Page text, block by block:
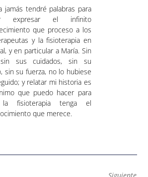
jamás tendré palabras para
expresar el infinito
que proceso a los
y la fisioterapia en
y en particular a María. Sin
sus cuidados, sin su
sin su fuerza, no lo hubiese
y relatar mi historia es
que puedo hacer para
fisioterapia tenga el
que merece.
Siguiente